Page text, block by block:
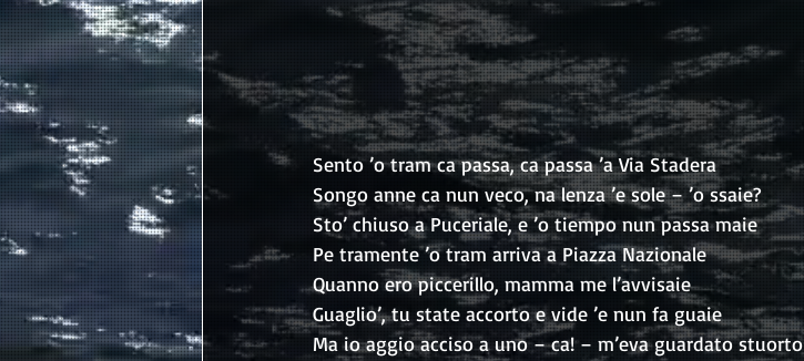
Sento ’o tram ca passa, ca passa ’a Via Stadera
Songo anne ca nun veco, na lenza ’e sole – ’o ssaie?
Sto’ chiuso a Puceriale, e ’o tiempo nun passa maie
Pe tramente ’o tram arriva a Piazza Nazionale
Quanno ero piccerillo, mamma me l’avvisaie
Guaglio’, tu state accorto e vide ’e nun fa guaie
Ma io aggio acciso a uno – ca! – m’eva guardato stuorto